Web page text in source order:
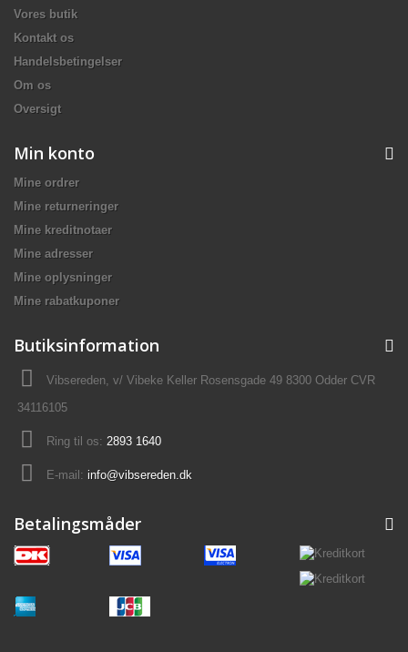
Vores butik
Kontakt os
Handelsbetingelser
Om os
Oversigt
Min konto
Mine ordrer
Mine returneringer
Mine kreditnotaer
Mine adresser
Mine oplysninger
Mine rabatkuponer
Butiksinformation
Vibsereden, v/ Vibeke Keller Rosensgade 49 8300 Odder CVR
34116105
Ring til os: 2893 1640
E-mail: info@vibsereden.dk
Betalingsmåder